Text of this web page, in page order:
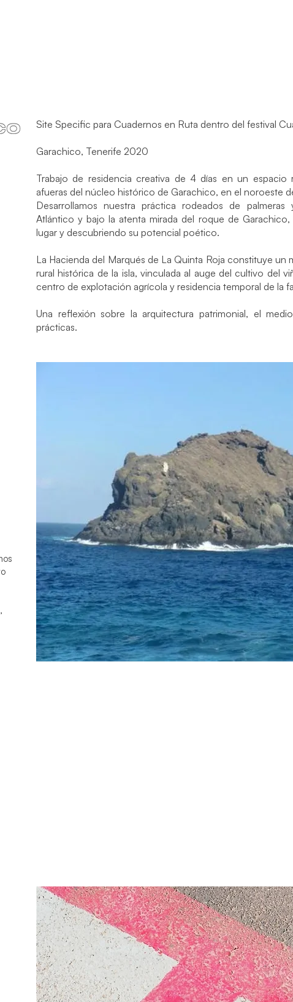
Site Specific para Cuadernos en Ruta dentro del festival
Garachico, Tenerife 2020
Trabajo de residencia creativa de 4 días en un espacio
afueras del núcleo histórico de Garachico, en el noroeste
Desarrollamos nuestra práctica rodeados de
Atlántico y bajo la atenta mirada del roque de
lugar y descubriendo su potencial poético.
La Hacienda del Marqués de La Quinta Roja constituye
rural histórica de la isla, vinculada al auge del cultivo del
centro de explotación agrícola y residencia temporal de la
Una reflexión sobre la arquitectura patrimonial, el
prácticas.